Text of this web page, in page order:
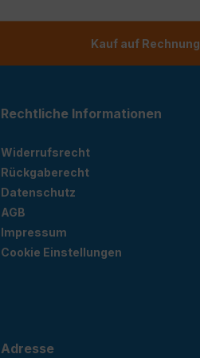
Kauf auf Rechnung
Rechtliche Informationen
Widerrufsrecht
Rückgaberecht
Datenschutz
AGB
Impressum
Cookie Einstellungen
Adresse